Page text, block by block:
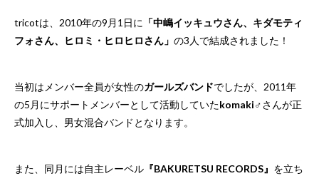
tricotは、2010年の9月1日に 「中嶋イッキュウさん、キダモティ
フォさん、ヒロミ・ヒロヒロさん」 の3人で結成されました！
当初はメンバー全員が女性のガールズバンドでしたが、2011年
の5月にサポートメンバーとして活動していたkomaki♂さんが正
式加入し、男女混合バンドとなります。
また、同月には自主レーベル 『BAKURETSU RECORDS』 を立ち